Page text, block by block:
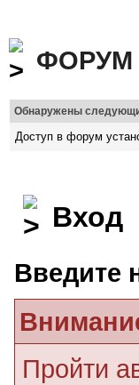
ФОРУМ
Обнаружены
Доступ в форум
Вход
Введите
Пройти